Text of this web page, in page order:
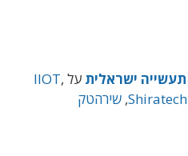
תעשייה ישראלית על IIOT,
Shiratech
, שירהטק